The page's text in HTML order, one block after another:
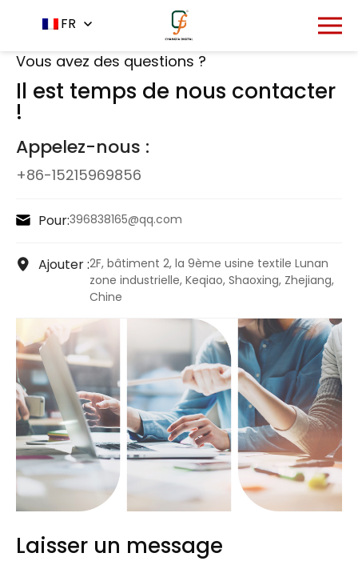
FR
Accueil Nous contacter
Vous avez des questions ?
Il est temps de nous contacter
!
Appelez-nous :
+86-15215969856
Pour:396838165@qq.com
Ajouter :2F, bâtiment 2, la 9ème usine textile Lunan
zone industrielle, Keqiao, Shaoxing, Zhejiang,
Chine
Laisser un message